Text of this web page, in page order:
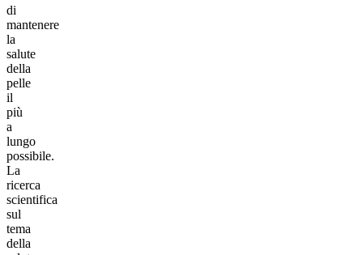
di
mantenere
la
salute
della
pelle
il
più
a
lungo
possibile.
La
ricerca
scientifica
sul
tema
della